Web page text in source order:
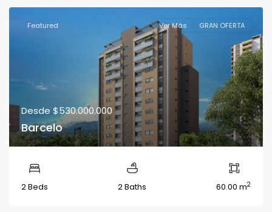
Featured Ver Más GRAN OFERTA
Desde $530.000.000
Barcelo
2 Beds 2 Baths 60.00 m2